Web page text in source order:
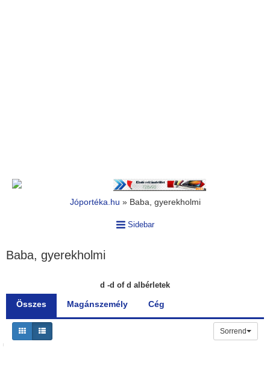
Jóportéka.hu » Baba, gyerekholmi
Sidebar
Baba, gyerekholmi
d -d of d albérletek
Összes Magánszemély Cég
Sorrend